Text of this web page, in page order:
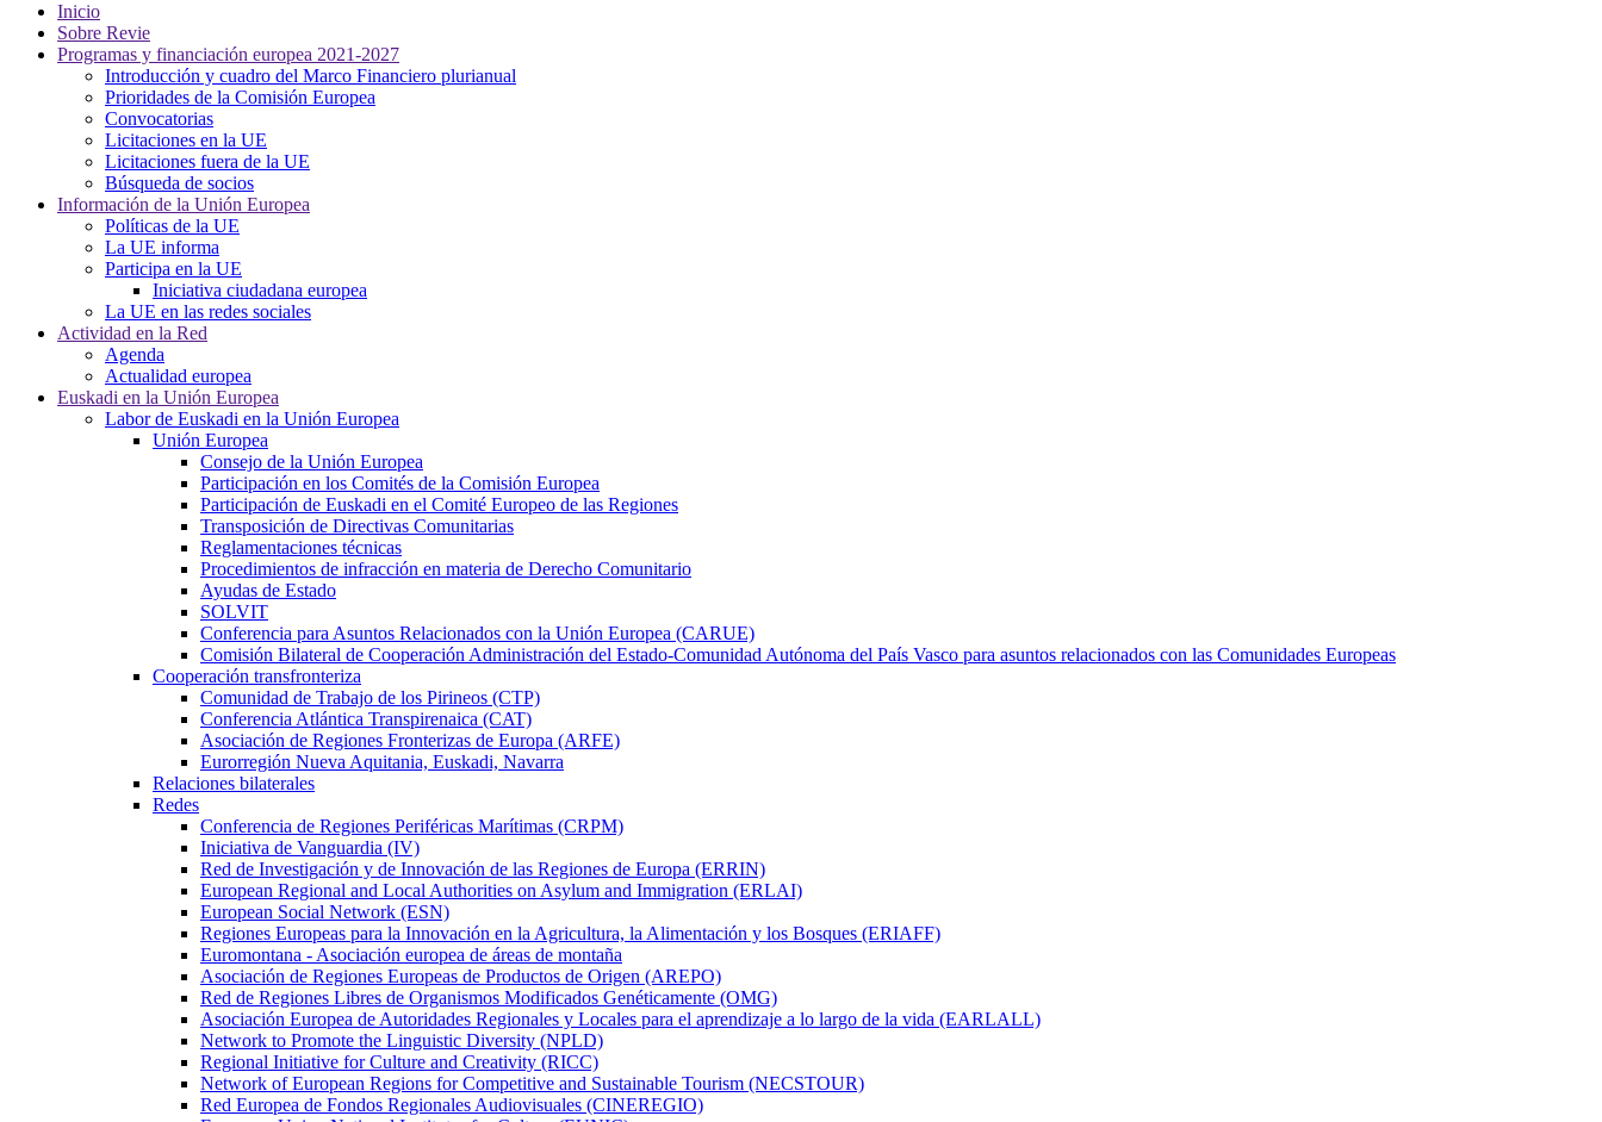
Inicio
Sobre Revie
Programas y financiación europea 2021-2027
Introducción y cuadro del Marco Financiero plurianual
Prioridades de la Comisión Europea
Convocatorias
Licitaciones en la UE
Licitaciones fuera de la UE
Búsqueda de socios
Información de la Unión Europea
Políticas de la UE
La UE informa
Participa en la UE
Iniciativa ciudadana europea
La UE en las redes sociales
Actividad en la Red
Agenda
Actualidad europea
Euskadi en la Unión Europea
Labor de Euskadi en la Unión Europea
Unión Europea
Consejo de la Unión Europea
Participación en los Comités de la Comisión Europea
Participación de Euskadi en el Comité Europeo de las Regiones
Transposición de Directivas Comunitarias
Reglamentaciones técnicas
Procedimientos de infracción en materia de Derecho Comunitario
Ayudas de Estado
SOLVIT
Conferencia para Asuntos Relacionados con la Unión Europea (CARUE)
Comisión Bilateral de Cooperación Administración del Estado-Comunidad Autónoma del País Vasco para asuntos relacionados con las Comunidades Europeas
Cooperación transfronteriza
Comunidad de Trabajo de los Pirineos (CTP)
Conferencia Atlántica Transpirenaica (CAT)
Asociación de Regiones Fronterizas de Europa (ARFE)
Eurorregión Nueva Aquitania, Euskadi, Navarra
Relaciones bilaterales
Redes
Conferencia de Regiones Periféricas Marítimas (CRPM)
Iniciativa de Vanguardia (IV)
Red de Investigación y de Innovación de las Regiones de Europa (ERRIN)
European Regional and Local Authorities on Asylum and Immigration (ERLAI)
European Social Network (ESN)
Regiones Europeas para la Innovación en la Agricultura, la Alimentación y los Bosques (ERIAFF)
Euromontana - Asociación europea de áreas de montaña
Asociación de Regiones Europeas de Productos de Origen (AREPO)
Red de Regiones Libres de Organismos Modificados Genéticamente (OMG)
Asociación Europea de Autoridades Regionales y Locales para el aprendizaje a lo largo de la vida (EARLALL)
Network to Promote the Linguistic Diversity (NPLD)
Regional Initiative for Culture and Creativity (RICC)
Network of European Regions for Competitive and Sustainable Tourism (NECSTOUR)
Red Europea de Fondos Regionales Audiovisuales (CINEREGIO)